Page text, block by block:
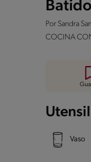
Por Sandra
COCINA
Vaso